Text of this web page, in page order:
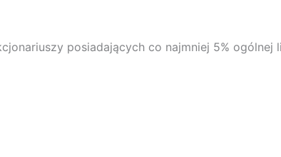
posiadających co najmniej 5% ogólnej